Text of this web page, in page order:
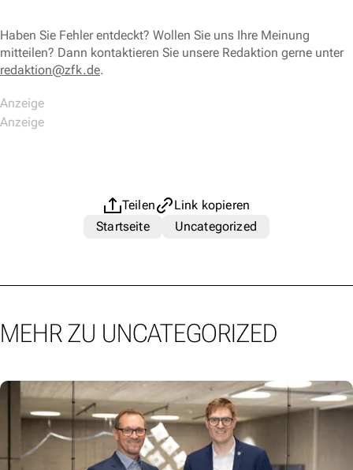
Haben Sie Fehler entdeckt? Wollen Sie uns Ihre Meinung
mitteilen? Dann kontaktieren Sie unsere Redaktion gerne unter
redaktion@zfk.de.
Teilen
Link kopieren
Startseite
Uncategorized
MEHR ZU UNCATEGORIZED